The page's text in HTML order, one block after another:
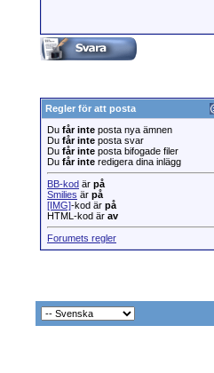
Regler för att posta
Du får inte posta nya ämnen
Du får inte posta svar
Du får inte posta bifogade filer
Du får inte redigera dina inlägg
BB-kod är på
Smilies är på
[IMG]-kod är på
HTML-kod är av
Forumets regler